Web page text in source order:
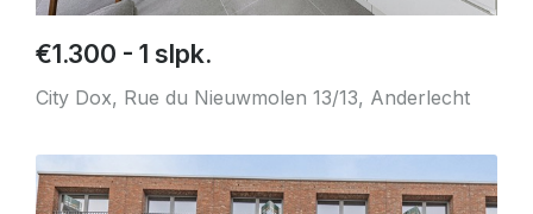
€1.300 - 1 slpk.
City Dox, Rue du Nieuwmolen 13/13, Anderlecht